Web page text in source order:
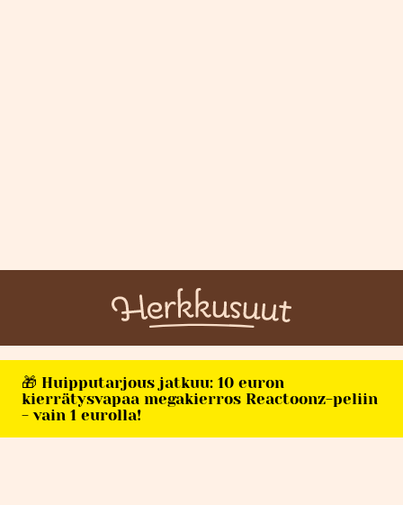
🎁 Huipputarjous jatkuu: 10 euron
kierrätysvapaa megakierros Reactoonz-peliin
- vain 1 eurolla!